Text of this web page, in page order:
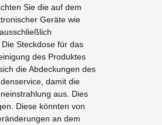
Sie die auf dem
Geräte wie
Steckdose für das
des Produktes
die Abdeckungen des
damit die
aus. Dies
Diese könnten von
an dem